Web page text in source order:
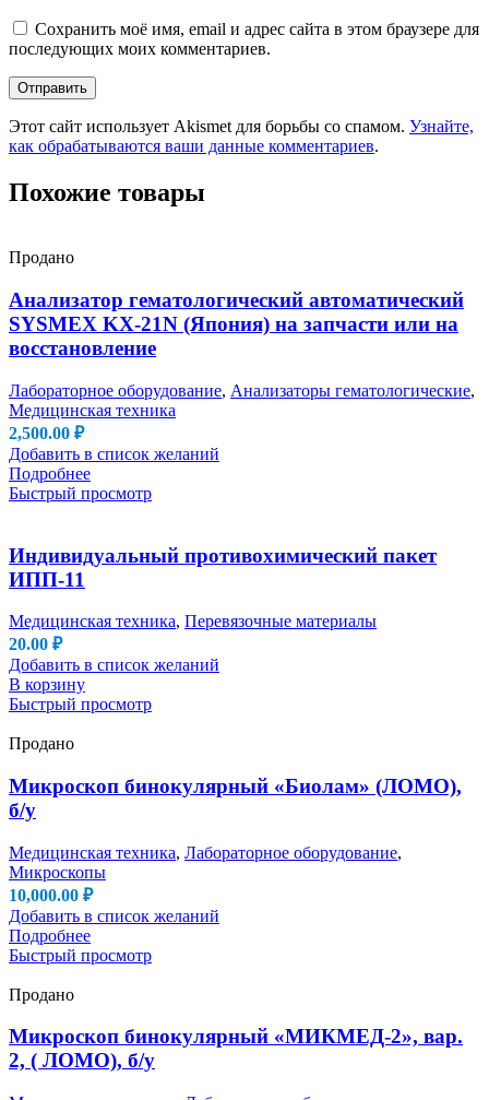
Сохранить моё имя, email и адрес сайта в этом браузере для
последующих моих комментариев.
Этот сайт использует Akismet для борьбы со спамом. Узнайте,
как обрабатываются ваши данные комментариев.
Похожие товары
Продано
Анализатор гематологический автоматический
SYSMEX KX-21N (Япония) на запчасти или на
восстановление
Лабораторное оборудование, Анализаторы гематологические,
Медицинская техника
2,500.00 ₽
Добавить в список желаний
Подробнее
Быстрый просмотр
Индивидуальный противохимический пакет
ИПП-11
Медицинская техника, Перевязочные материалы
20.00 ₽
Добавить в список желаний
В корзину
Быстрый просмотр
Продано
Микроскоп бинокулярный «Биолам» (ЛОМО),
б/у
Медицинская техника, Лабораторное оборудование,
Микроскопы
10,000.00 ₽
Добавить в список желаний
Подробнее
Быстрый просмотр
Продано
Микроскоп бинокулярный «МИКМЕД-2», вар.
2, ( ЛОМО), б/у